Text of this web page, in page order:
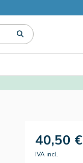
40,50 €
IVA incl.